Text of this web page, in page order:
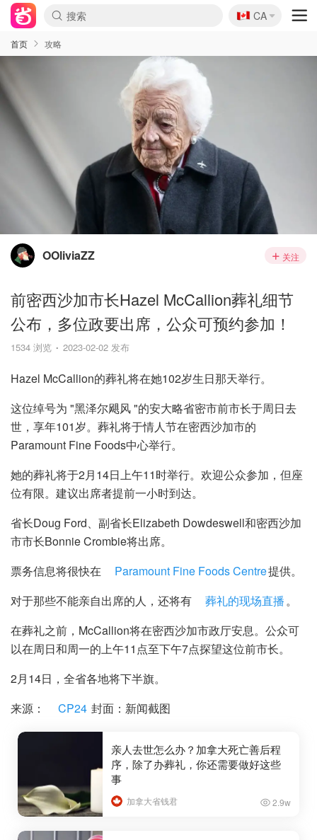
🇨🇦
CA
首页 攻略
OOliviaZZ 关注
前密西沙加市长Hazel McCallion葬礼细节
公布，多位政要出席，公众可预约参加！
1534 浏览 2023-02-02 发布
Hazel McCallion的葬礼将在她102岁生日那天举行。
这位绰号为 "黑泽尔飓风 "的安大略省密市前市长于周日去
世，享年101岁。葬礼将于情人节在密西沙加市的
Paramount Fine Foods中心举行。
她的葬礼将于2月14日上午11时举行。欢迎公众参加，但座
位有限。建议出席者提前一小时到达。
省长Doug Ford、副省长Elizabeth Dowdeswell和密西沙加
市市长Bonnie Crombie将出席。
票务信息将很快在
Paramount Fine Foods Centre提供。
对于那些不能亲自出席的人，还将有
葬礼的现场直播。
在葬礼之前，McCallion将在密西沙加市政厅安息。公众可
以在周日和周一的上午11点至下午7点探望这位前市长。
2月14日，全省各地将下半旗。
来源：
CP24 封面：新闻截图
亲人去世怎么办？加拿大死亡善后程
序，除了办葬礼，你还需要做好这些
事
加拿大省钱君 2.9w